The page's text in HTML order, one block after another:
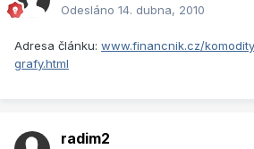
Odesláno 14. dubna, 2010
Adresa článku: www.financnik.cz/
grafy.html
radim2